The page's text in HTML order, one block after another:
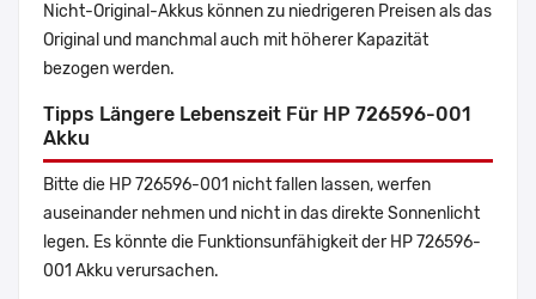
Nicht-Original-Akkus können zu niedrigeren Preisen als das
Original und manchmal auch mit höherer Kapazität
bezogen werden.
Tipps Längere Lebenszeit Für HP 726596-001
Akku
Bitte die HP 726596-001 nicht fallen lassen, werfen
auseinander nehmen und nicht in das direkte Sonnenlicht
legen. Es könnte die Funktionsunfähigkeit der HP 726596-
001 Akku verursachen.